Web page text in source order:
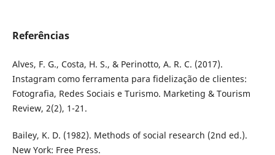
Referências
Alves, F. G., Costa, H. S., & Perinotto, A. R. C. (2017).
Instagram como ferramenta para fidelização de clientes:
Fotografia, Redes Sociais e Turismo. Marketing & Tourism
Review, 2(2), 1-21.
Bailey, K. D. (1982). Methods of social research (2nd ed.).
New York: Free Press.